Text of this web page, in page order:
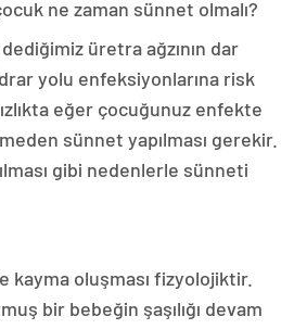
ne zaman sünnet olmalı?
üretra ağzının dar
yolu enfeksiyonlarına risk
eğer çocuğunuz enfekte
sünnet yapılması gerekir.
gibi nedenlerle sünneti
kayma oluşması fizyolojiktir.
bir bebeğin şaşılığı devam